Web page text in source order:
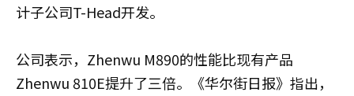
计子公司T-Head开发。
公司表示，Zhenwu M890的性能比现有产品
Zhenwu 810E提升了三倍。《华尔街日报》指出，